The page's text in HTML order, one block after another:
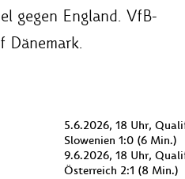
gegen England. VfB-
Dänemark.
5.6.2026, 18 Uhr,
Slowenien 1:0 (6 Min.)
9.6.2026, 18 Uhr,
Österreich 2:1 (8 Min.)